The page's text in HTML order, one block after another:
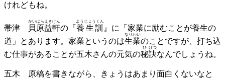
けれどもね。
帯津 貝
かい
原
ばら
益
えき
軒
けん
の『養生訓
ようじょうくん
』に「家業に励むことが養生の
道」とあります。家業というのは生業
なりわい
のことですが、打ち込
む仕事があることが五木さんの元気の秘
ひ
訣
けつ
なんでしょうね。
五木 原稿を書きながら、きょうはあまり面白くないなと